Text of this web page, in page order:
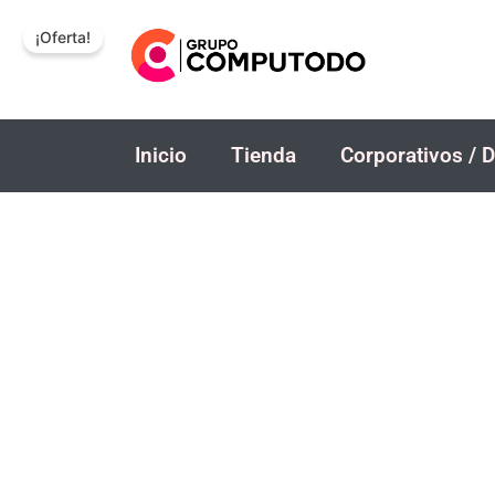
Inicio Tienda Corporativos /
¡Oferta!